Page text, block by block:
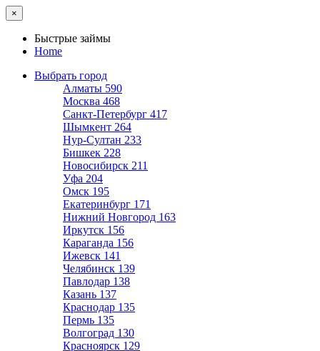
×
Быстрые займы
Home
Выбрать город
Алматы 590
Москва 468
Санкт-Петербург 417
Шымкент 264
Нур-Султан 233
Бишкек 228
Новосибирск 211
Уфа 204
Омск 195
Екатеринбург 171
Нижний Новгород 163
Иркутск 156
Караганда 156
Ижевск 141
Челябинск 139
Павлодар 138
Казань 137
Краснодар 135
Пермь 135
Волгоград 130
Красноярск 129